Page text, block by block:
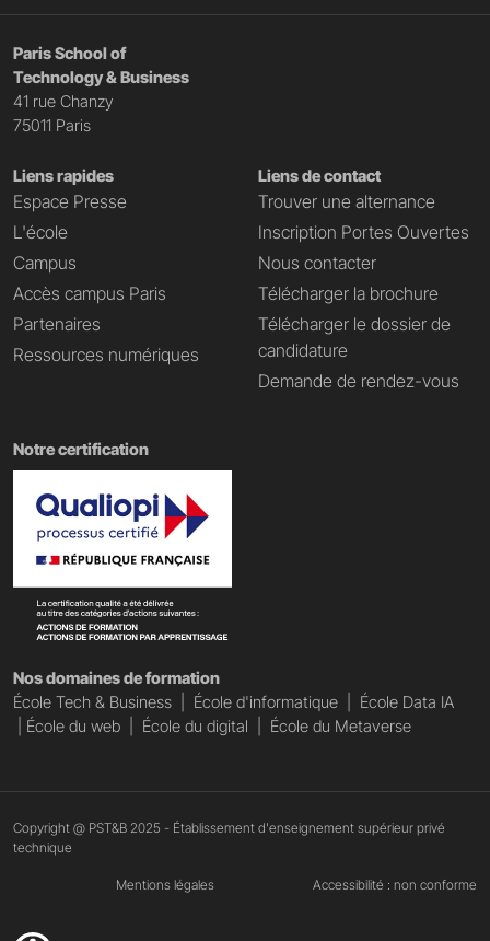
Paris School of
Technology & Business
41 rue Chanzy
75011 Paris
Liens rapides
Espace Presse
L'école
Campus
Accès campus Paris
Partenaires
Ressources numériques
Liens de contact
Trouver une alternance
Inscription Portes Ouvertes
Nous contacter
Télécharger la brochure
Télécharger le dossier de
candidature
Demande de rendez-vous
Notre certification
Nos domaines de formation
École Tech & Business
École d'informatique
École Data IA
École du web École du digital École du Metaverse
Copyright @ PST&B 2025 - Établissement d'enseignement supérieur privé
technique
Mentions légales Accessibilité : non conforme